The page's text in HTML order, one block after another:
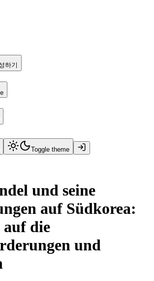
하기
Toggle theme
und seine
auf Südkorea:
die
und